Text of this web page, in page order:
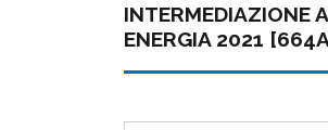
INTERMEDIAZIONE
ENERGIA 2021